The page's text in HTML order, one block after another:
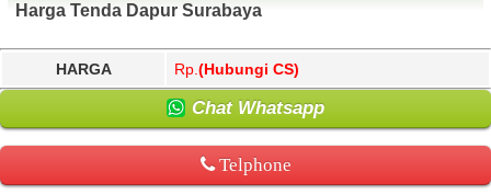
Harga Tenda Dapur Surabaya
HARGA Rp. (Hubungi CS)
Chat Whatsapp
Telphone